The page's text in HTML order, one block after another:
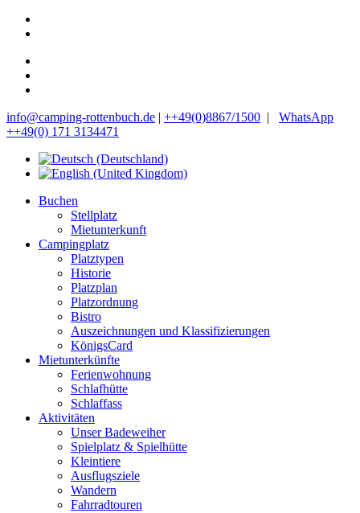
info@camping-rottenbuch.de | ++49(0)8867/1500 | WhatsApp
++49(0) 171 3134471
Buchen
Stellplatz
Mietunterkunft
Campingplatz
Platztypen
Historie
Platzplan
Platzordnung
Bistro
Auszeichnungen und Klassifizierungen
KönigsCard
Mietunterkünfte
Ferienwohnung
Schlafhütte
Schlaffass
Aktivitäten
Unser Badeweiher
Spielplatz & Spielhütte
Kleintiere
Ausflugsziele
Wandern
Fahrradtouren